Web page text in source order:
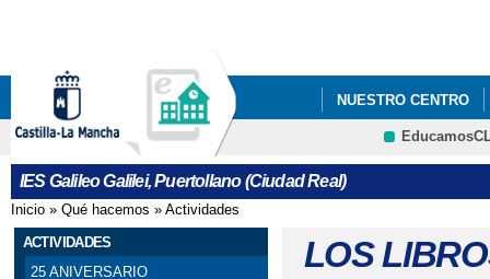
NUESTRO CENTRO
PROYECTO DE
IES Galileo Galilei, Puertollano (Ciudad Real)
Se encuentra usted aquí
Inicio » Qué hacemos » Actividades
ACTIVIDADES
25 ANIVERSARIO
LOS